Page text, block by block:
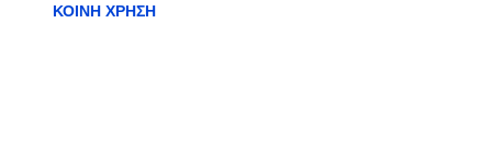
ΚΟΙΝΉ ΧΡΉΣΗ